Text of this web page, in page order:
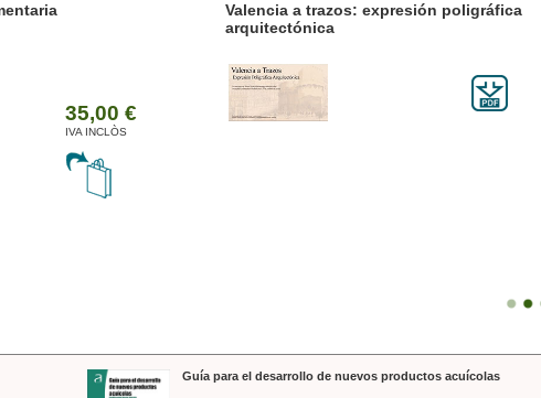
35,00 €
IVA INCLÒS
Valencia a trazos: expresión poligráfica
arquitectónica
Guía para el desarrollo de nuevos productos acuícolas